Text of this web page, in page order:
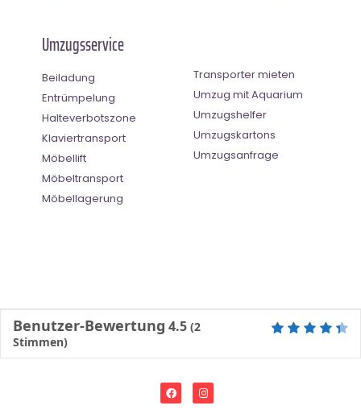
Umzugsservice
Beiladung
Entrümpelung
Halteverbotszone
Klaviertransport
Möbellift
Möbeltransport
Möbellagerung
Transporter mieten
Umzug mit Aquarium
Umzugshelfer
Umzugskartons
Umzugsanfrage
Benutzer-Bewertung 4.5 (2
Stimmen)